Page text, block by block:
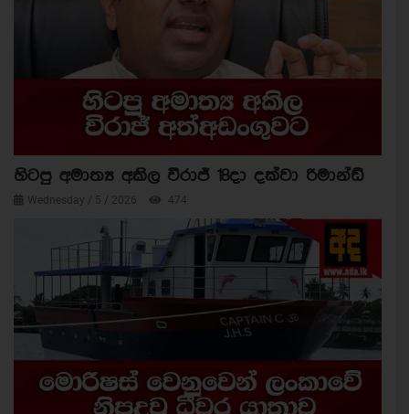
හිටපු අමාත්‍ය අකිල විරාජ් 18දා දක්වා රිමාන්ඩ්
Wednesday / 5 / 2026 474